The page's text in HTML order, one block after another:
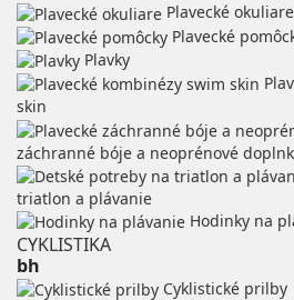
Plavecké okuliare
Plavecké
Plavky
skin
záchranné bóje a neoprénové
triatlon a plávanie
Hodinky na
CYKLISTIKA
bh
Cyklistické prilby